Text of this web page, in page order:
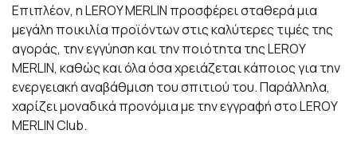
Επιπλέον, η LEROY MERLIN προσφέρει σταθερά μια
μεγάλη ποικιλία προϊόντων στις καλύτερες τιμές της
αγοράς, την εγγύηση και την ποιότητα της LEROY
MERLIN, καθώς και όλα όσα χρειάζεται κάποιος για την
ενεργειακή αναβάθμιση του σπιτιού του. Παράλληλα,
χαρίζει μοναδικά προνόμια με την εγγραφή στο LEROY
MERLIN Club.